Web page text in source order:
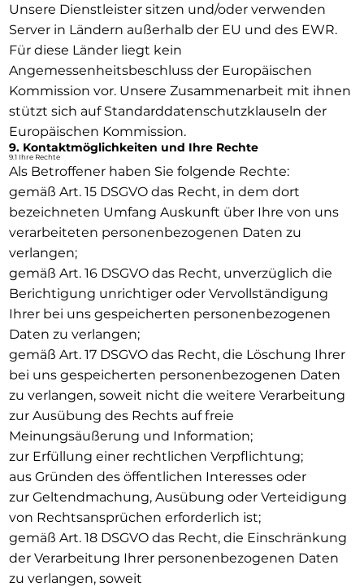
Unsere Dienstleister sitzen und/oder verwenden
Server in Ländern außerhalb der EU und des EWR.
Für diese Länder liegt kein
Angemessenheitsbeschluss der Europäischen
Kommission vor. Unsere Zusammenarbeit mit ihnen
stützt sich auf Standarddatenschutzklauseln der
Europäischen Kommission.
9. Kontaktmöglichkeiten und Ihre Rechte
9.1 Ihre Rechte
Als Betroffener haben Sie folgende Rechte:
gemäß Art. 15 DSGVO das Recht, in dem dort
bezeichneten Umfang Auskunft über Ihre von uns
verarbeiteten personenbezogenen Daten zu
verlangen;
gemäß Art. 16 DSGVO das Recht, unverzüglich die
Berichtigung unrichtiger oder Vervollständigung
Ihrer bei uns gespeicherten personenbezogenen
Daten zu verlangen;
gemäß Art. 17 DSGVO das Recht, die Löschung Ihrer
bei uns gespeicherten personenbezogenen Daten
zu verlangen, soweit nicht die weitere Verarbeitung
zur Ausübung des Rechts auf freie
Meinungsäußerung und Information;
zur Erfüllung einer rechtlichen Verpflichtung;
aus Gründen des öffentlichen Interesses oder
zur Geltendmachung, Ausübung oder Verteidigung
von Rechtsansprüchen erforderlich ist;
gemäß Art. 18 DSGVO das Recht, die Einschränkung
der Verarbeitung Ihrer personenbezogenen Daten
zu verlangen, soweit